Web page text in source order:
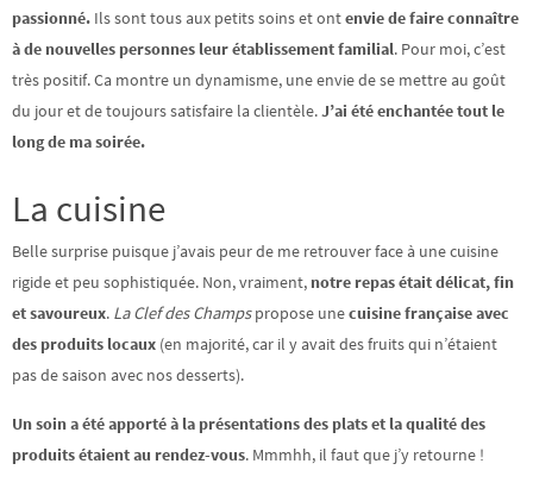
passionné. Ils sont tous aux petits soins et ontenvie de faire connaître
à de nouvelles personnes leur établissement familial. Pour moi, c’est
très positif. Ca montre un dynamisme, une envie de se mettre au goût
du jour et de toujours satisfaire la clientèle.J’ai été enchantée tout le
long de ma soirée.
La cuisine
Belle surprise puisque j’avais peur de me retrouver face à une cuisine
rigide et peu sophistiquée. Non, vraiment, notre repas était délicat, fin
et savoureux. La Clef des Champspropose unecuisine française avec
des produits locaux (en majorité, car il y avait des fruits qui n’étaient
pas de saison avec nos desserts).
Un soin a été apporté à la présentations des plats et la qualité des
produits étaient au rendez-vous. Mmmhh, il faut que j’y retourne !